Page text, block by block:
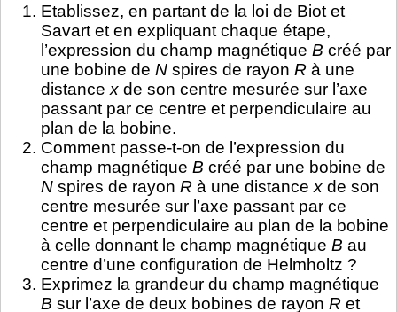
Etablissez, en partant de la loi de Biot et
Savart et en expliquant chaque étape,
l’expression du champ magnétique B créé par
une bobine de N spires de rayon R à une
distance x de son centre mesurée sur l’axe
passant par ce centre et perpendiculaire au
plan de la bobine.
Comment passe-t-on de l’expression du
champ magnétique B créé par une bobine de
N spires de rayon R à une distance x de son
centre mesurée sur l’axe passant par ce
centre et perpendiculaire au plan de la bobine
à celle donnant le champ magnétique B au
centre d’une configuration de Helmholtz ?
Exprimez la grandeur du champ magnétique
B sur l’axe de deux bobines de rayon R et